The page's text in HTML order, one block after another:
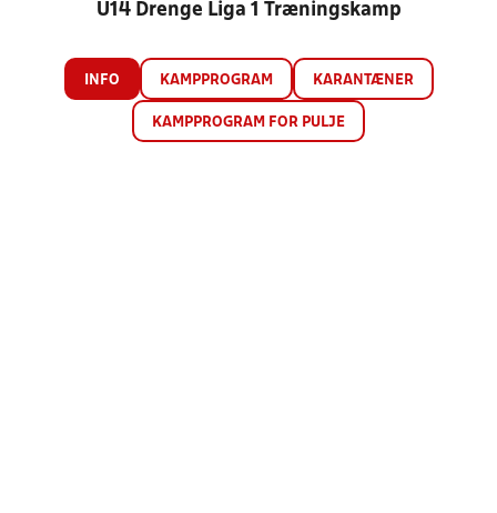
U14 Drenge Liga 1 Træningskamp
INFO KAMPPROGRAM KARANTÆNER
KAMPPROGRAM FOR PULJE